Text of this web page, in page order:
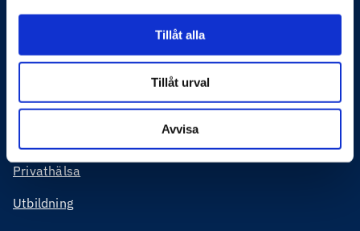
Tillåt alla
Tillåt urval
Avvisa
Feelgoods tjänster
Organisation och ledarskap
Privathälsa
Utbildning